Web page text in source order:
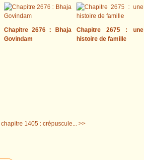
Chapitre 2676 : Bhaja
Govindam
Chapitre 2675 : une
histoire de famille
chapitre 1405 : crépuscule... >>